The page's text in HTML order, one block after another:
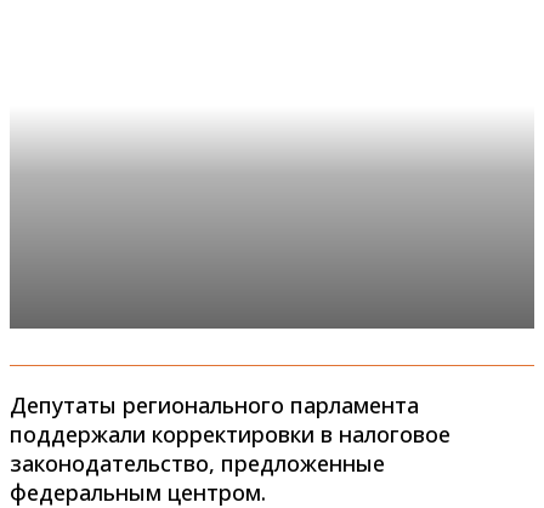
Депутаты регионального парламента
поддержали корректировки в налоговое
законодательство, предложенные
федеральным центром.